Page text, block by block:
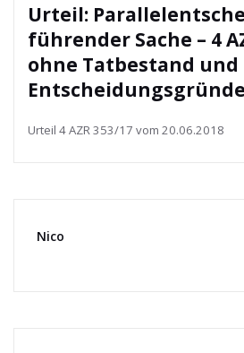
Urteil:
führender Sache – 4
ohne Tatbestand und
Entscheidungsgründe
Urteil 4 AZR 353/17 vom 20.06.2018
Nico